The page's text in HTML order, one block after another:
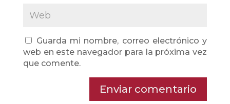
Guarda mi nombre, correo electrónico y
web en este navegador para la próxima vez
que comente.